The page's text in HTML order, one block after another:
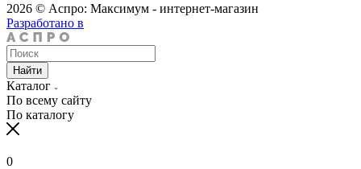
2026 © Аспро: Максимум - интернет-магазин
Разработано в
Найти
Каталог
По всему сайту
По каталогу
0